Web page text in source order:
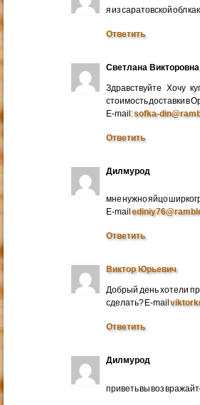
я из саратовской обл
Ответить
Светлана Викторовна
Здравствуйте Хочу
стоимость доставки в
E-mail:sofka-
Ответить
Дилмурод
мне нужно яйцо
E-mail
Ответить
Виктор Юрьевич
Добрый день хотели
сделать? E-mail
Ответить
Дилмурод
приветь вы воз